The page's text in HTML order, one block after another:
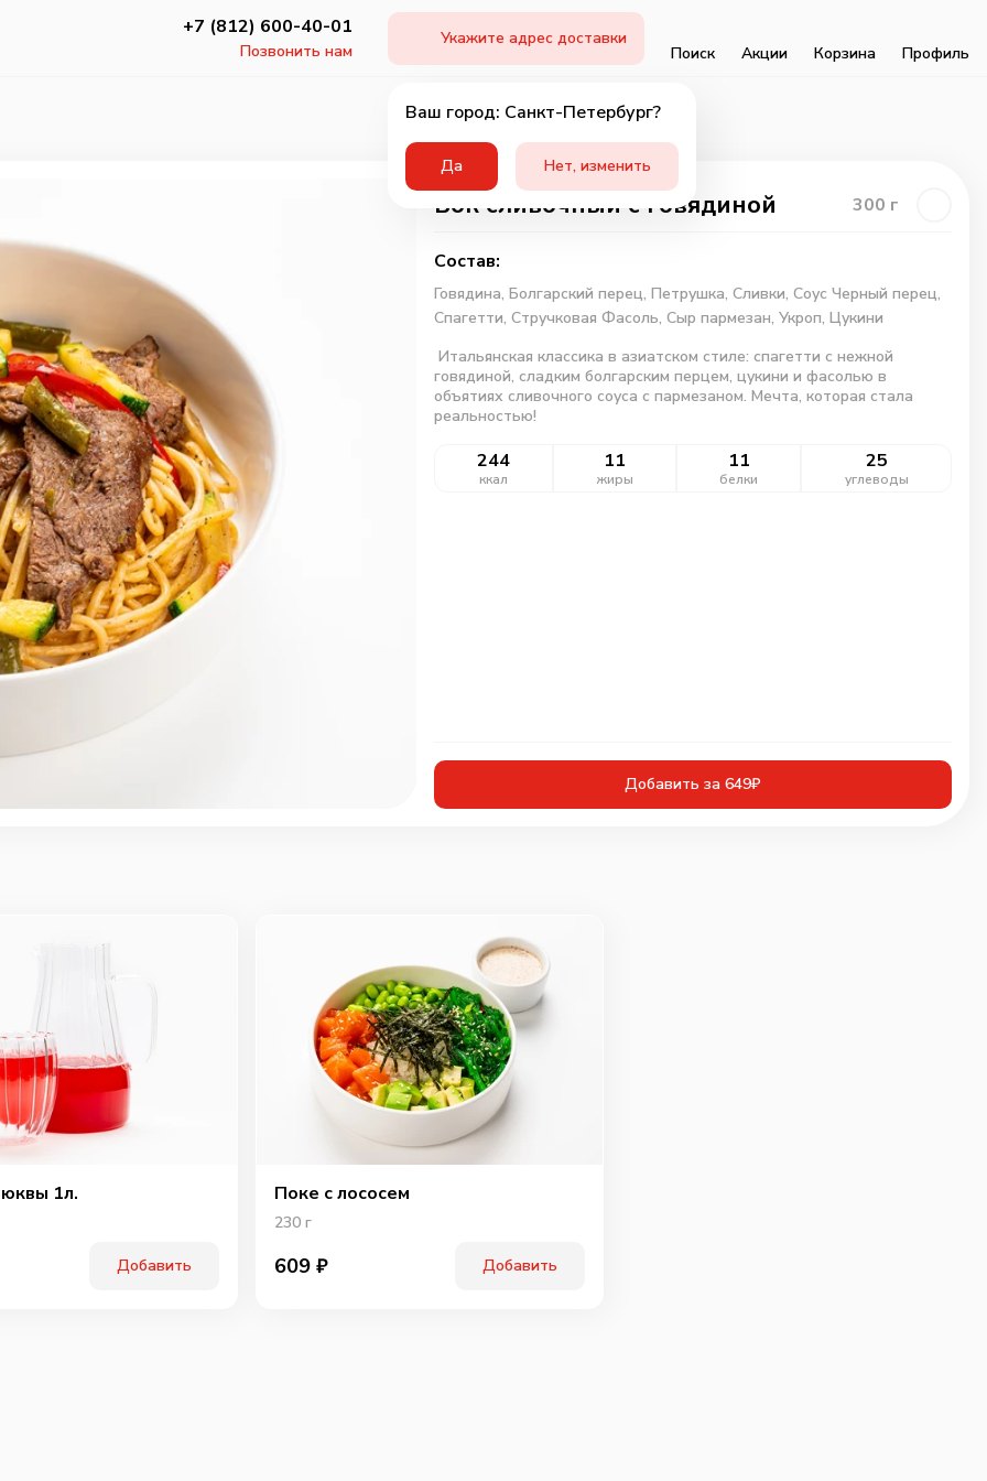
+7 (812) 600-40-01
Позвонить нам
Укажите адрес доставки
Ваш город: Санкт-Петербург?
Да Нет, изменить
Поиск Акции Корзина Профиль
Вок сливочный с говядиной 300 г
Состав:
Говядина, Болгарский перец, Петрушка, Сливки, Соус Черный перец,
Спагетти, Стручковая Фасоль, Сыр пармезан, Укроп, Цукини
Итальянская классика в азиатском стиле: спагетти с нежной
говядиной, сладким болгарским перцем, цукини и фасолью в
объятиях сливочного соуса с пармезаном. Мечта, которая стала
реальностью!
244
ккал
11
жиры
11
белки
25
углеводы
Добавить за 649₽
1л.
Добавить
Поке с лососем
230 г
609 ₽ Добавить